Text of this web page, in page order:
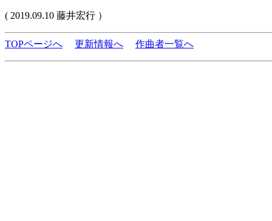
( 2019.09.10 藤井宏行 ）
TOPページへ 更新情報へ 作曲者一覧へ